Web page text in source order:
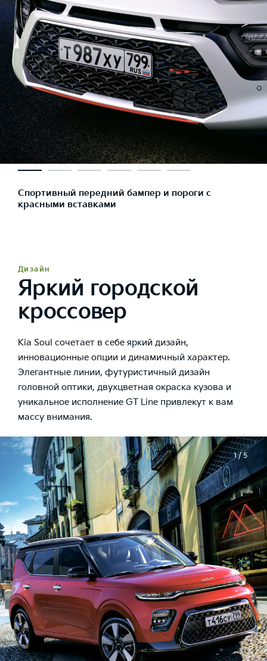
Спортивный передний бампер и пороги с
красными вставками
Дизайн
Яркий городской
кроссовер
Kia Soul сочетает в себе яркий дизайн,
инновационные опции и динамичный характер.
Элегантные линии, футуристичный дизайн
головной оптики, двухцветная окраска кузова и
уникальное исполнение GT Line привлекут к вам
массу внимания.
1 / 5